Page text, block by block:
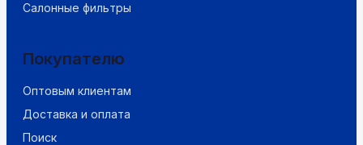
Салонные фильтры
Покупателю
Оптовым клиентам
Доставка и оплата
Поиск